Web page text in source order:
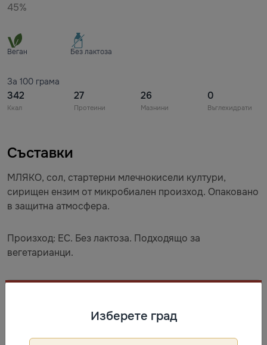
45%
Веган Без лактоза
За 100 грама
342
Ккал
27
Протеини
26
Мазнини
0
Въглехидрати
Съставки
МЛЯКО, сол, стартерни млечнокисели култури,
сирищен ензим от микробиален произход. Опаковано
в защитна атмосфера.
Произход: ЕС. Без лактоза. Подходящо за
вегетарианци.
Съхранение
Най-добър до: виж опаковката. Съхранявайте при
температура от 0 °C до +6 °C. След отваряне
консумирайте в рамките на 3 дни.
Изберете град